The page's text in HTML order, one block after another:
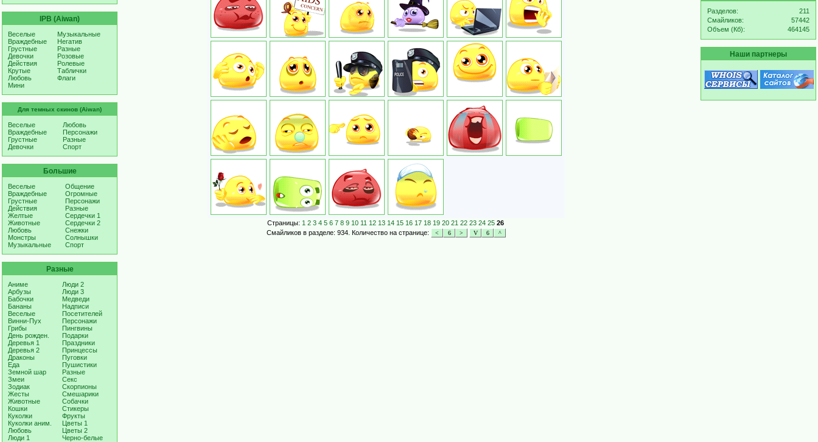
IPB (Aiwan)
Веселые
Враждебные
Грустные
Девочки
Действия
Крутые
Любовь
Мини
Музыкальные
Негатив
Разные
Розовые
Ролевые
Таблички
Флаги
Для темных скинов (Aiwan)
Веселые
Враждебные
Грустные
Девочки
Любовь
Персонажи
Разные
Спорт
Большие
Веселые
Враждебные
Грустные
Действия
Желтые
Животные
Любовь
Монстры
Музыкальные
Общение
Огромные
Персонажи
Разные
Сердечки 1
Сердечки 2
Снежки
Солнышки
Спорт
Разные
Аниме
Арбузы
Бабочки
Бананы
Веселые
Винни-Пух
Грибы
День рожден.
Деревья 1
Деревья 2
Драконы
Еда
Земной шар
Змеи
Зодиак
Жесты
Животные
Кошки
Куколки
Куколки аним.
Любовь
Люди 1
Люди 2
Люди 3
Медведи
Надписи
Посетителей
Персонажи
Пингвины
Подарки
Праздники
Принцессы
Пуговки
Пушистики
Разные
Секс
Скорпионы
Смешарики
Собачки
Стикеры
Фрукты
Цветы 1
Цветы 2
Черно-белые
Страницы: 1 2 3 4 5 6 7 8 9 10 11 12 13 14 15 16 17 18 19 20 21 22 23 24 25 26
Смайликов в разделе: 934. Количество на странице:
Разделов:
211
Смайликов:
57442
Объем (Кб):
464145
Наши партнеры